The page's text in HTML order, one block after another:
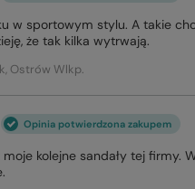
w sportowym stylu. A takie
że tak kilka wytrwają.
Ostrów Wlkp.
Opinia potwierdzona zakupem
kolejne sandały tej firmy.